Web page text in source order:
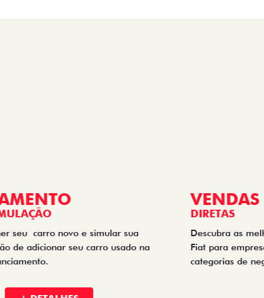
VENDAS
DIRETAS
Descubra as melhores soluções e descontos em um novo
Fiat para empresas, produtores rurais, taxistas e outras
categorias de negócios.